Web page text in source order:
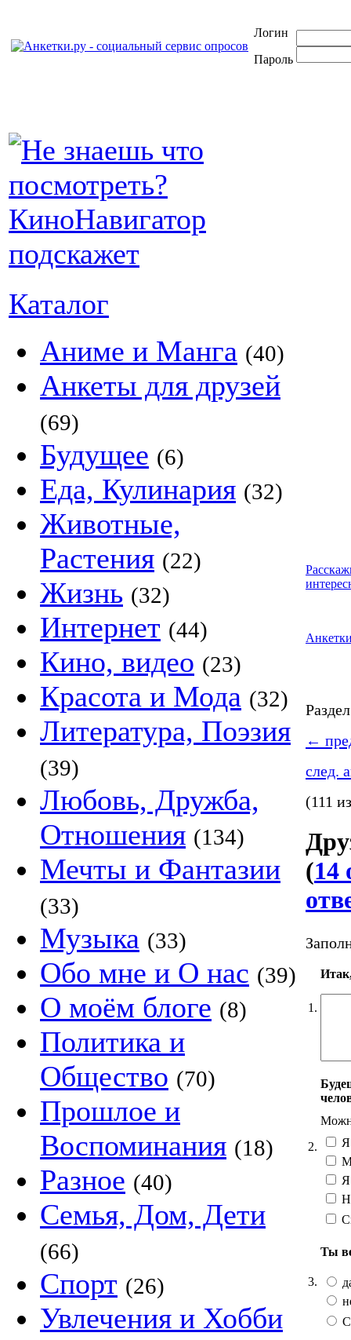
Логин
Пароль
Каталог
Аниме и Манга (40)
Анкеты для друзей
(69)
Будущее (6)
Еда, Кулинария (32)
Животные,
Растения (22)
Жизнь (32)
Интернет (44)
Кино, видео (23)
Красота и Мода (32)
Литература, Поэзия
(39)
Любовь, Дружба,
Отношения (134)
Мечты и Фантазии
(33)
Музыка (33)
Обо мне и О нас (39)
О моём блоге (8)
Политика и
Общество (70)
Прошлое и
Воспоминания (18)
Разное (40)
Семья, Дом, Дети
(66)
Спорт (26)
Увлечения и Хобби
←
след.
(111
(14
1.
2.
Я
Я
3.
Ты